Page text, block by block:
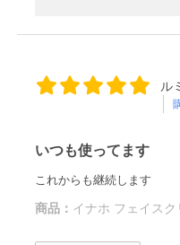
ル
いつも使ってます
これからも継続します
商品： イナホ フェイスク